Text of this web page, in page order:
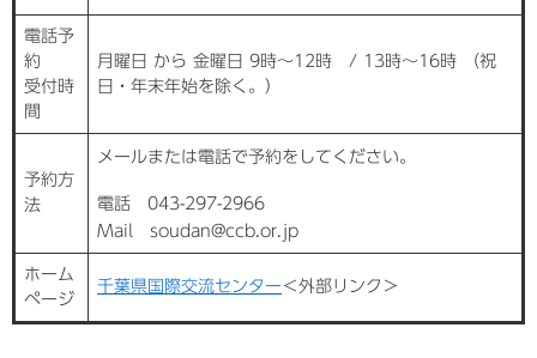
電話予
約
受付時
間
月曜日 から 金曜日 9時〜12時 / 13時〜16時 （祝
日・年末年始を除く。）
予約方
法
メールまたは電話で予約をしてください。
電話 043-297-2966
Mail soudan@ccb.or.jp
ホーム
ページ
千葉県国際交流センター ＜外部リンク＞